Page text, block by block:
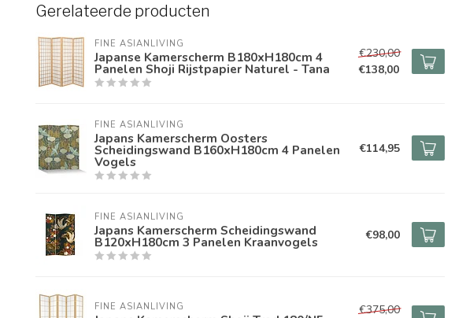
Gerelateerde producten
FINE ASIANLIVING
Japanse Kamerscherm B180xH180cm 4
Panelen Shoji Rijstpapier Naturel - Tana
€230,00
€138,00
FINE ASIANLIVING
Japans Kamerscherm Oosters
Scheidingswand B160xH180cm 4 Panelen
Vogels
€114,95
FINE ASIANLIVING
Japans Kamerscherm Scheidingswand
B120xH180cm 3 Panelen Kraanvogels €98,00
FINE ASIANLIVING
€375,00